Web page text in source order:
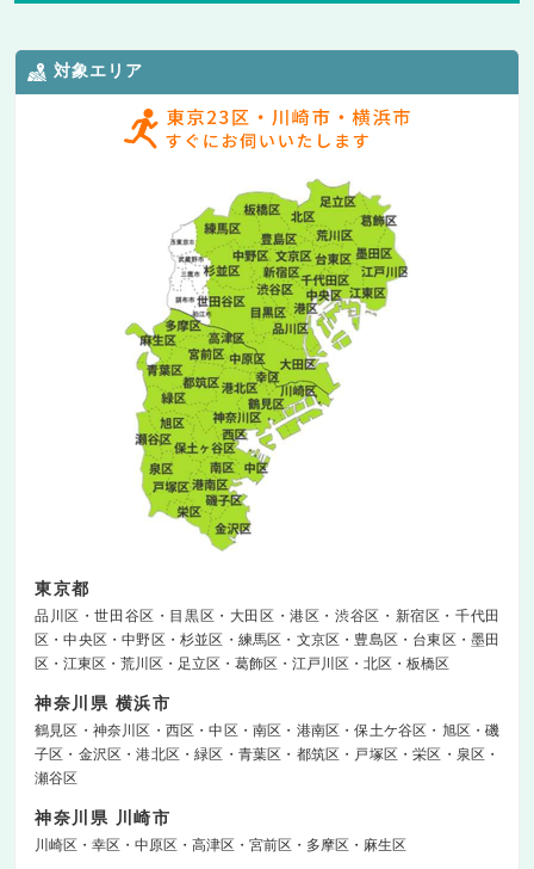
対象エリア
東京都
品川区 世田谷区 目黒区 大田区 港区 渋谷区 新宿区
千代田
区
中央区 中野区 杉並区 練馬区 文京区 豊島区 台東区
墨田
区
江東区 荒川区 足立区 葛飾区 江戸川区 北区 板橋区
神奈川県 横浜市
鶴見区 神奈川区 西区 中区 南区 港南区 保土ケ谷区 旭区
磯
子区
金沢区 港北区 緑区 青葉区 都筑区 戸塚区 栄区
泉区
瀬谷区
神奈川県 川崎市
川崎区 幸区 中原区 高津区 宮前区 多摩区 麻生区